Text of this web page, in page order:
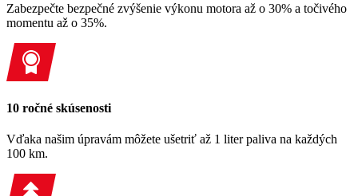
Zabezpečte bezpečné zvýšenie výkonu motora až o 30% a točivého
momentu až o 35%.
10 ročné skúsenosti
Vďaka našim úpravám môžete ušetriť až 1 liter paliva na každých
100 km.